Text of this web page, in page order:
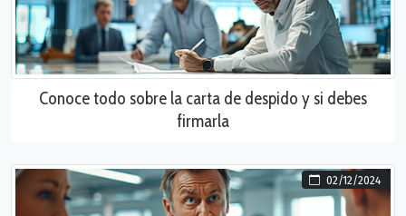
Conoce todo sobre la carta de despido y si debes
firmarla
02/12/2024